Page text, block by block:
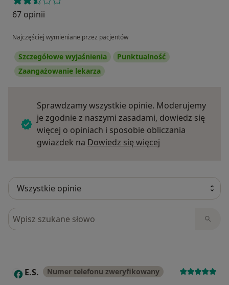
67 opinii
Najczęściej wymieniane przez pacjentów
Szczegółowe wyjaśnienia
Punktualność
Zaangażowanie lekarza
Sprawdzamy wszystkie opinie. Moderujemy
je zgodnie z naszymi zasadami, dowiedz się
więcej o opiniach i sposobie obliczania
gwiazdek na Dowiedz się więcej
Szukaj w opiniach
E E.S. Numer telefonu zweryfikowany